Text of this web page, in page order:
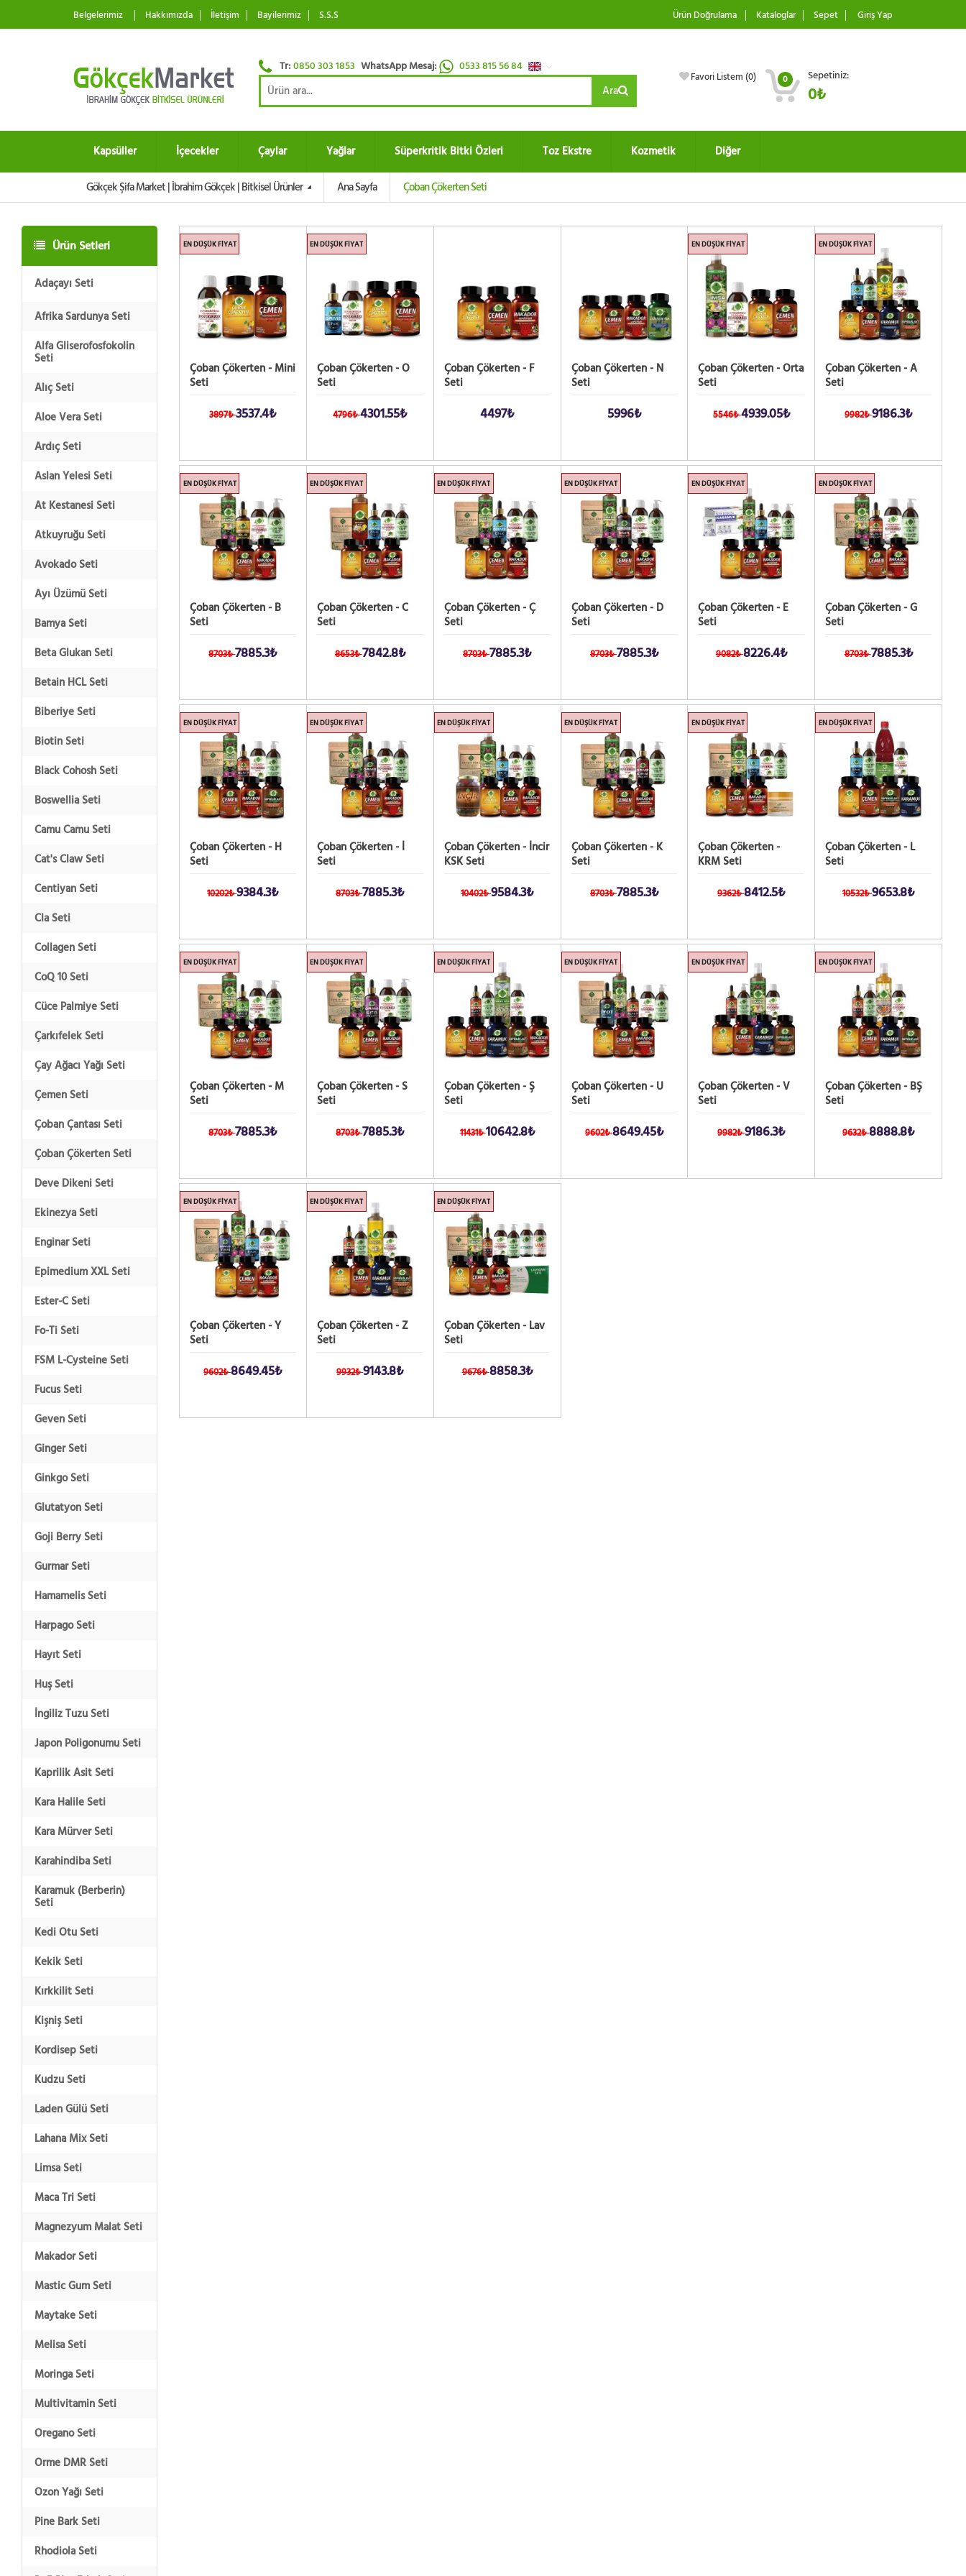
Belgelerimiz Hakkımızda İletişim Bayilerimiz S.S.S Ürün Doğrulama Kataloglar Sepet Giriş Yap
Tr:0850 303 1853 WhatsApp Mesaj: 0533 815 56 84
Ara
Favori Listem (0) 0 Sepetiniz:
0₺
Kapsüller İçecekler Çaylar Yağlar Süperkritik Bitki Özleri Toz Ekstre Kozmetik Diğer
Gökçek Şifa Market | İbrahim Gökçek | Bitkisel Ürünler Ana Sayfa Çoban Çökerten Seti
Ürün Setleri
Adaçayı Seti
Afrika Sardunya Seti
Alfa Gliserofosfokolin
Seti
Alıç Seti
Aloe Vera Seti
Ardıç Seti
Aslan Yelesi Seti
At Kestanesi Seti
Atkuyruğu Seti
Avokado Seti
Ayı Üzümü Seti
Bamya Seti
Beta Glukan Seti
Betain HCL Seti
Biberiye Seti
Biotin Seti
Black Cohosh Seti
Boswellia Seti
Camu Camu Seti
Cat's Claw Seti
Centiyan Seti
Cla Seti
Collagen Seti
CoQ 10 Seti
Cüce Palmiye Seti
Çarkıfelek Seti
Çay Ağacı Yağı Seti
Çemen Seti
Çoban Çantası Seti
Çoban Çökerten Seti
Deve Dikeni Seti
Ekinezya Seti
Enginar Seti
Epimedium XXL Seti
Ester-C Seti
Fo-Ti Seti
FSM L-Cysteine Seti
Fucus Seti
Geven Seti
Ginger Seti
Ginkgo Seti
Glutatyon Seti
Goji Berry Seti
Gurmar Seti
Hamamelis Seti
Harpago Seti
Hayıt Seti
Huş Seti
İngiliz Tuzu Seti
Japon Poligonumu Seti
Kaprilik Asit Seti
Kara Halile Seti
Kara Mürver Seti
Karahindiba Seti
Karamuk (Berberin)
Seti
Kedi Otu Seti
Kekik Seti
Kırkkilit Seti
Kişniş Seti
Kordisep Seti
Kudzu Seti
Laden Gülü Seti
Lahana Mix Seti
Limsa Seti
Maca Tri Seti
Magnezyum Malat Seti
Makador Seti
Mastic Gum Seti
Maytake Seti
Melisa Seti
Moringa Seti
Multivitamin Seti
Oregano Seti
Orme DMR Seti
Ozon Yağı Seti
Pine Bark Seti
Rhodiola Seti
EN DÜŞÜK FIYAT
Çoban Çökerten - Mini
Seti
3897₺3537.4₺
EN DÜŞÜK FIYAT
Çoban Çökerten - O
Seti
4796₺4301.55₺
Çoban Çökerten - F
Seti
4497₺
Çoban Çökerten - N
Seti
5996₺
EN DÜŞÜK FIYAT
Çoban Çökerten - Orta
Seti
5546₺4939.05₺
EN DÜŞÜK FIYAT
Çoban Çökerten - A
Seti
9982₺9186.3₺
EN DÜŞÜK FIYAT
Çoban Çökerten - B
Seti
8703₺7885.3₺
EN DÜŞÜK FIYAT
Çoban Çökerten - C
Seti
8653₺7842.8₺
EN DÜŞÜK FIYAT
Çoban Çökerten - Ç
Seti
8703₺7885.3₺
EN DÜŞÜK FIYAT
Çoban Çökerten - D
Seti
8703₺7885.3₺
EN DÜŞÜK FIYAT
Çoban Çökerten - E
Seti
9082₺8226.4₺
EN DÜŞÜK FIYAT
Çoban Çökerten - G
Seti
8703₺7885.3₺
EN DÜŞÜK FIYAT
Çoban Çökerten - H
Seti
10202₺9384.3₺
EN DÜŞÜK FIYAT
Çoban Çökerten - İ
Seti
8703₺7885.3₺
EN DÜŞÜK FIYAT
Çoban Çökerten - İncir
KSK Seti
10402₺9584.3₺
EN DÜŞÜK FIYAT
Çoban Çökerten - K
Seti
8703₺7885.3₺
EN DÜŞÜK FIYAT
Çoban Çökerten -
KRM Seti
9362₺8412.5₺
EN DÜŞÜK FIYAT
Çoban Çökerten - L
Seti
10532₺9653.8₺
EN DÜŞÜK FIYAT
Çoban Çökerten - M
Seti
8703₺7885.3₺
EN DÜŞÜK FIYAT
Çoban Çökerten - S
Seti
8703₺7885.3₺
EN DÜŞÜK FIYAT
Çoban Çökerten - Ş
Seti
11431₺10642.8₺
EN DÜŞÜK FIYAT
Çoban Çökerten - U
Seti
9602₺8649.45₺
EN DÜŞÜK FIYAT
Çoban Çökerten - V
Seti
9982₺9186.3₺
EN DÜŞÜK FIYAT
Çoban Çökerten - BŞ
Seti
9632₺8888.8₺
EN DÜŞÜK FIYAT
Çoban Çökerten - Y
Seti
9602₺8649.45₺
EN DÜŞÜK FIYAT
Çoban Çökerten - Z
Seti
9932₺9143.8₺
EN DÜŞÜK FIYAT
Çoban Çökerten - Lav
Seti
9676₺8858.3₺